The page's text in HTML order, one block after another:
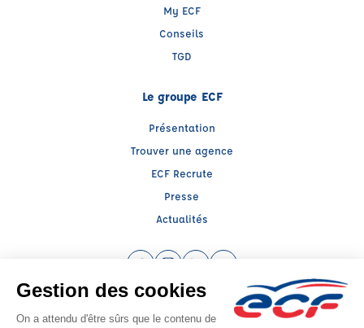
My ECF
Conseils
TGD
Le groupe ECF
Présentation
Trouver une agence
ECF Recrute
Presse
Actualités
Facebook (nouvelle fenêtre)
Instagram (nouvelle fenêtre)
LinkedIn (nouvelle fenêtre)
YouTube (nouvelle
Raison sociale : ECF CER CENTRE ATLANTIQUE - Capital social: 2500000€
SIREN: 312379266 - Numéro de TVA intracommunautaire: FR 52 312379266